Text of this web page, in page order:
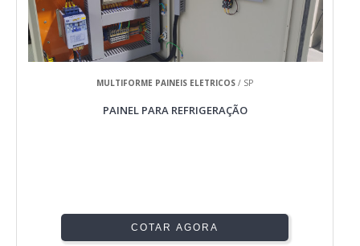
MULTIFORME PAINEIS ELETRICOS / SP
PAINEL PARA REFRIGERAÇÃO
COTAR AGORA